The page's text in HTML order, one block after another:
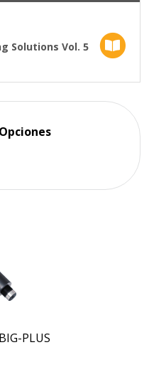
Solutions Vol. 5
PLUS